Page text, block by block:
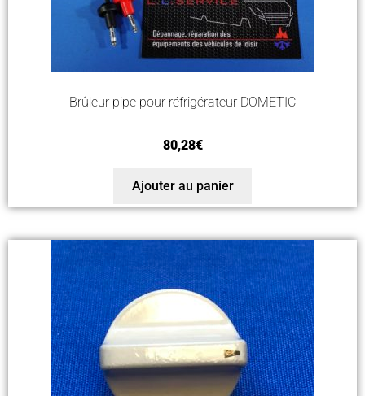
Brûleur pipe pour réfrigérateur DOMETIC
80,28€
Ajouter au panier